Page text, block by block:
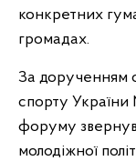
конкретних
громадах.
За дорученням
спорту України
форуму
молодіжної